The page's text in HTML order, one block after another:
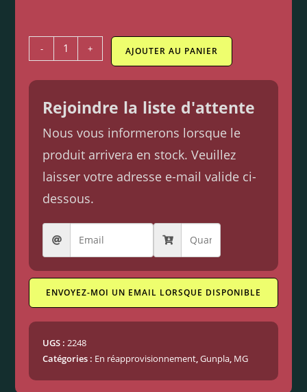
- + AJOUTER AU PANIER
Rejoindre la liste d'attente
Nous vous informerons lorsque le
produit arrivera en stock. Veuillez
laisser votre adresse e-mail valide ci-
dessous.
ENVOYEZ-MOI UN EMAIL LORSQUE DISPONIBLE
UGS : 2248
Catégories : En réapprovisionnement ,Gunpla MG